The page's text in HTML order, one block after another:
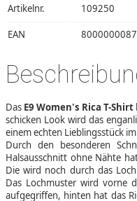
Artikelnr. 109250
EAN
Das E9 Women's Rica T-Shirt
schicken Look wird das
einem echten Lieblingsstück
Durch den besonderen
Halsausschnitt ohne Nähte
Die wird noch durch das
Das Lochmuster wird vorne
aufgegriffen, hinten hat das